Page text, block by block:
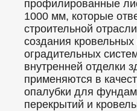
профилированные
1000 мм, которые
строительной
создания кровельных
оградительных
внутренней отделки
применяются в
опалубки для
перекрытий и